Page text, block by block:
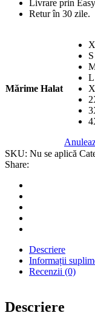
Livrare prin
Retur în 30 zile.
Mărime Halat
S
L
SKU: Nu se aplică
Share:
Descriere
Informații
Recenzii (0)
Descriere